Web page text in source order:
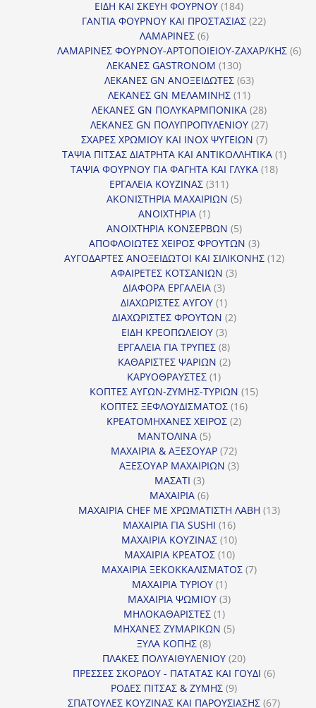
προϊόντα
ΕΙΔΗ ΚΑΙ ΣΚΕΥΗ ΦΟΥΡΝΟΥ 184184
προϊόντα
ΓΑΝΤΙΑ ΦΟΥΡΝΟΥ ΚΑΙ ΠΡΟΣΤΑΣΙΑΣ 2222
ΛΑΜΑΡΙΝΕΣ 66
προϊόντα
ΛΑΜΑΡΙΝΕΣ ΦΟΥΡΝΟΥ-ΑΡΤΟΠΟΙΕΙΟΥ-ΖΑΧΑΡ/ΚΗΣ 66
ΛΕΚΑΝΕΣ GASTRONOM 130130
προϊόντα
ΛΕΚΑΝΕΣ GN ΑΝΟΞΕΙΔΩΤΕΣ 6363
ΛΕΚΑΝΕΣ GN ΜΕΛΑΜΙΝΗΣ 1111
προϊόντα
ΛΕΚΑΝΕΣ GN ΠΟΛΥΚΑΡΜΠΟΝΙΚΑ 2828
προϊόντα
ΛΕΚΑΝΕΣ GN ΠΟΛΥΠΡΟΠΥΛΕΝΙΟΥ 2727
προϊόντα
ΣΧΑΡΕΣ ΧΡΩΜΙΟΥ ΚΑΙ INOX ΨΥΓΕΙΩΝ 77
προϊόντα
ΤΑΨΙΑ ΠΙΤΣΑΣ ΔΙΑΤΡΗΤΑ ΚΑΙ ΑΝΤΙΚΟΛΛΗΤΙΚΑ 11
ΤΑΨΙΑ ΦΟΥΡΝΟΥ ΓΙΑ ΦΑΓΗΤΑ ΚΑΙ ΓΛΥΚΑ 1818
ΕΡΓΑΛΕΙΑ ΚΟΥΖΙΝΑΣ 311311
προϊόντα
ΑΚΟΝΙΣΤΗΡΙΑ ΜΑΧΑΙΡΙΩΝ 55
ΑΝΟΙΧΤΗΡΙΑ 11
προϊόν
ΑΝΟΙΧΤΗΡΙΑ ΚΟΝΣΕΡΒΩΝ 55
προϊόντα
ΑΠΟΦΛΟΙΩΤΕΣ ΧΕΙΡΟΣ ΦΡΟΥΤΩΝ 33
προϊόντα
ΑΥΓΟΔΑΡΤΕΣ ΑΝΟΞΕΙΔΩΤΟΙ ΚΑΙ ΣΙΛΙΚΟΝΗΣ 1212
ΑΦΑΙΡΕΤΕΣ ΚΟΤΣΑΝΙΩΝ 33
ΔΙΑΦΟΡΑ ΕΡΓΑΛΕΙΑ 33
προϊόντα
ΔΙΑΧΩΡΙΣΤΕΣ ΑΥΓΟΥ 11
προϊόν
ΔΙΑΧΩΡΙΣΤΕΣ ΦΡΟΥΤΩΝ 22
ΕΙΔΗ ΚΡΕΟΠΩΛΕΙΟΥ 33
προϊόντα
ΕΡΓΑΛΕΙΑ ΓΙΑ ΤΡΥΠΕΣ 88
προϊόντα
ΚΑΘΑΡΙΣΤΕΣ ΨΑΡΙΩΝ 22
ΚΑΡΥΟΘΡΑΥΣΤΕΣ 11
προϊόν
ΚΟΠΤΕΣ ΑΥΓΩΝ-ΖΥΜΗΣ-ΤΥΡΙΩΝ 1515
ΚΟΠΤΕΣ ΞΕΦΛΟΥΔΙΣΜΑΤΟΣ 1616
ΚΡΕΑΤΟΜΗΧΑΝΕΣ ΧΕΙΡΟΣ 22
ΜΑΝΤΟΛΙΝΑ 55
προϊόντα
ΜΑΧΑΙΡΙΑ & ΑΞΕΣΟΥΑΡ 7272
προϊόντα
ΑΞΕΣΟΥΑΡ ΜΑΧΑΙΡΙΩΝ 33
ΜΑΣΑΤΙ 33
προϊόντα
ΜΑΧΑΙΡΙΑ 66
προϊόντα
ΜΑΧΑΙΡΙΑ CHEF ΜΕ ΧΡΩΜΑΤΙΣΤΗ ΛΑΒΗ 1313
ΜΑΧΑΙΡΙΑ ΓΙΑ SUSHI 1616
προϊόντα
ΜΑΧΑΙΡΙΑ ΚΟΥΖΙΝΑΣ 1010
προϊόντα
ΜΑΧΑΙΡΙΑ ΚΡΕΑΤΟΣ 1010
προϊόντα
ΜΑΧΑΙΡΙΑ ΞΕΚΟΚΚΑΛΙΣΜΑΤΟΣ 77
ΜΑΧΑΙΡΙΑ ΤΥΡΙΟΥ 11
προϊόν
ΜΑΧΑΙΡΙΑ ΨΩΜΙΟΥ 33
ΜΗΛΟΚΑΘΑΡΙΣΤΕΣ 11
προϊόν
ΜΗΧΑΝΕΣ ΖΥΜΑΡΙΚΩΝ 55
ΞΥΛΑ ΚΟΠΗΣ 88
προϊόντα
ΠΛΑΚΕΣ ΠΟΛΥΑΙΘΥΛΕΝΙΟΥ 2020
προϊόντα
ΠΡΕΣΣΕΣ ΣΚΟΡΔΟΥ - ΠΑΤΑΤΑΣ ΚΑΙ ΓΟΥΔΙ 66
ΡΟΔΕΣ ΠΙΤΣΑΣ & ΖΥΜΗΣ 99
προϊόντα
ΣΠΑΤΟΥΛΕΣ ΚΟΥΖΙΝΑΣ ΚΑΙ ΠΑΡΟΥΣΙΑΣΗΣ 6767